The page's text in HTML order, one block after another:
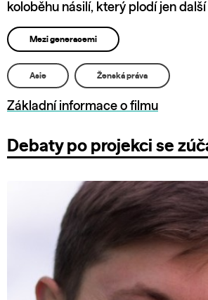
koloběhu násilí, který plodí jen další
Mezi generacemi
Asie Ženská práva
Základní informace o filmu
Debaty po projekci se